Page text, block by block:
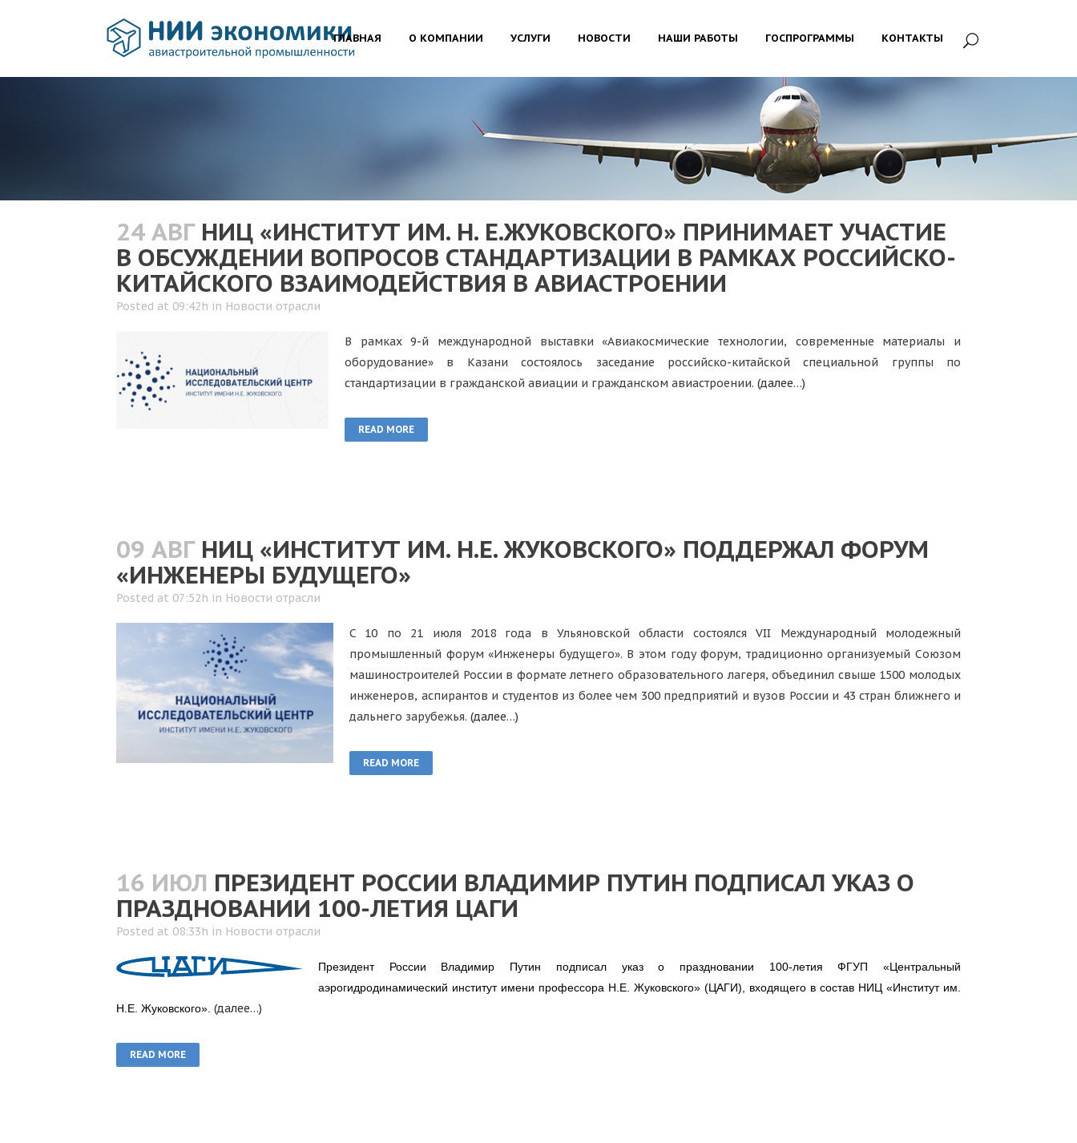
ГЛАВНАЯ О КОМПАНИИ УСЛУГИ НОВОСТИ НАШИ РАБОТЫ ГОСПРОГРАММЫ КОНТАКТЫ
24 АВГ НИЦ «ИНСТИТУТ ИМ. Н. Е.ЖУКОВСКОГО» ПРИНИМАЕТ УЧАСТИЕ
В ОБСУЖДЕНИИ ВОПРОСОВ СТАНДАРТИЗАЦИИ В РАМКАХ РОССИЙСКО-
КИТАЙСКОГО ВЗАИМОДЕЙСТВИЯ В АВИАСТРОЕНИИ
Posted at 09:42h in Новости отрасли
В рамках 9-й международной выставки «Авиакосмические технологии, современные материалы и
оборудование» в Казани состоялось заседание российско-китайской специальной группы по
стандартизации в гражданской авиации и гражданском авиастроении. (далее…)
READ MORE
09 АВГ НИЦ «ИНСТИТУТ ИМ. Н.Е. ЖУКОВСКОГО» ПОДДЕРЖАЛ ФОРУМ
«ИНЖЕНЕРЫ БУДУЩЕГО»
Posted at 07:52h in Новости отрасли
C 10 по 21 июля 2018 года в Ульяновской области состоялся VII Международный молодежный
промышленный форум «Инженеры будущего». В этом году форум, традиционно организуемый Союзом
машиностроителей России в формате летнего образовательного лагеря, объединил свыше 1500 молодых
инженеров, аспирантов и студентов из более чем 300 предприятий и вузов России и 43 стран ближнего и
дальнего зарубежья. (далее…)
READ MORE
16 ИЮЛ ПРЕЗИДЕНТ РОССИИ ВЛАДИМИР ПУТИН ПОДПИСАЛ УКАЗ О
ПРАЗДНОВАНИИ 100-ЛЕТИЯ ЦАГИ
Posted at 08:33h in Новости отрасли
Президент России Владимир Путин подписал указ о праздновании 100-летия ФГУП «Центральный
аэрогидродинамический институт имени профессора Н.Е. Жуковского» (ЦАГИ), входящего в состав НИЦ «Институт им.
Н.Е. Жуковского». (далее…)
READ MORE